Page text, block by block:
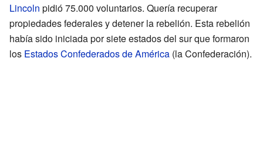
Lincoln pidió 75.000 voluntarios. Quería recuperar
propiedades federales y detener la rebelión. Esta rebelión
había sido iniciada por siete estados del sur que formaron
los Estados Confederados de América (la Confederación).